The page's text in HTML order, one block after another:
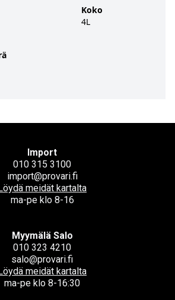
Koko
4L
Import
010 315 3100
import@provari.fi
meidät kartalta
ma-pe klo 8-16
Myymälä Salo
010 323 4210
salo@provari.fi
meidät kartalta
ma-pe klo 8-16:30